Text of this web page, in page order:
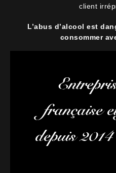
française
depuis
client
L’abus d’alcool est
consommer